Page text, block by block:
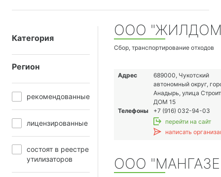
Категория
Регион
рекомендованные
лицензированные
состоят в реестре
утилизаторов
ООО
Сбор, транспортирование отходов
Адрес
689000, Чукотский
автономный округ,
Анадырь, улица
ДОМ 15
Телефоны
+7 (916) 032-94-03
перейти на сайт
написать
ООО